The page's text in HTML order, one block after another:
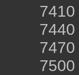
7410
7440
7470
7500